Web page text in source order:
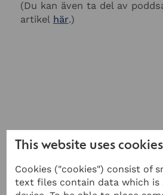
(Du kan även ta del av
artikel här.)
This website uses cookies
Cookies ("cookies") consist of
text files contain data which is